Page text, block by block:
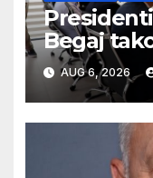
Begaj
shqiptare
AUG 6, 2026